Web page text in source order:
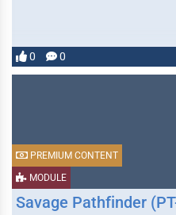
0 0
MODULE
PREMIUM CONTENT
Savage Pathfinder